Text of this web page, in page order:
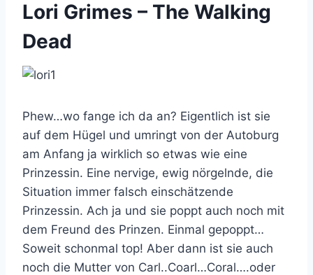
Lori Grimes – The Walking
Dead
Phew…wo fange ich da an? Eigentlich ist sie
auf dem Hügel und umringt von der Autoburg
am Anfang ja wirklich so etwas wie eine
Prinzessin. Eine nervige, ewig nörgelnde, die
Situation immer falsch einschätzende
Prinzessin. Ach ja und sie poppt auch noch mit
dem Freund des Prinzen. Einmal gepoppt…
Soweit schonmal top! Aber dann ist sie auch
noch die Mutter von Carl..Coarl…Coral….oder